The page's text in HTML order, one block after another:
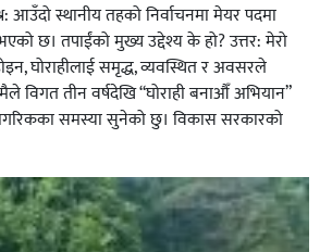
बाबाहरूलाई दाङ प्रहरीले पक्राउ,भारत
आउँदो स्थानीय तहको निर्वाचनमा मेयर पदमा
छ। तपाईंको मुख्य उद्देश्य के हो? उत्तर: मेरो
घोराहीलाई समृद्ध, व्यवस्थित र अवसरले
विगत तीन वर्षदेखि “घोराही बनाऔँ अभियान”
समस्या सुनेको छु। विकास सरकारको